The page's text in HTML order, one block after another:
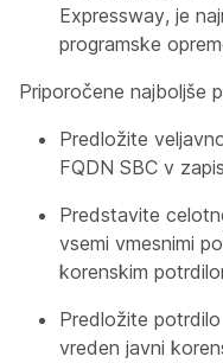
Expressway, je
programske
Priporočene najboljše
Predložite
FQDN SBC v
Predstavite
vsemi vmesnimi
korenskim
Predložite
vreden javni